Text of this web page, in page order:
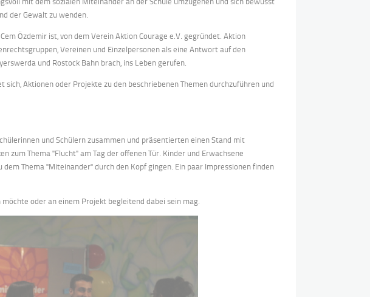
der Gewalt zu wenden.
Özdemir ist, von dem Verein Aktion Courage e.V. gegründet. Aktion
Vereinen und Einzelpersonen als eine Antwort auf den
und Rostock Bahn brach, ins Leben gerufen.
sich, Aktionen oder Projekte zu den beschriebenen Themen durchzuführen und
und Schülern zusammen und präsentierten einen Stand mit
zum Thema "Flucht" am Tag der offenen Tür. Kinder und Erwachsene
Thema "Miteinander" durch den Kopf gingen. Ein paar Impressionen finden
oder an einem Projekt begleitend dabei sein mag.